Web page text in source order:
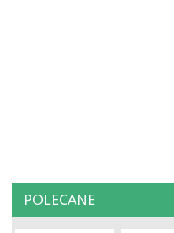
POLECANE